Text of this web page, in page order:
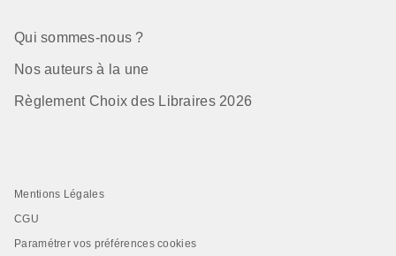
Qui sommes-nous ?
Nos auteurs à la une
Règlement Choix des Libraires 2026
Mentions Légales
CGU
Paramétrer vos préférences cookies